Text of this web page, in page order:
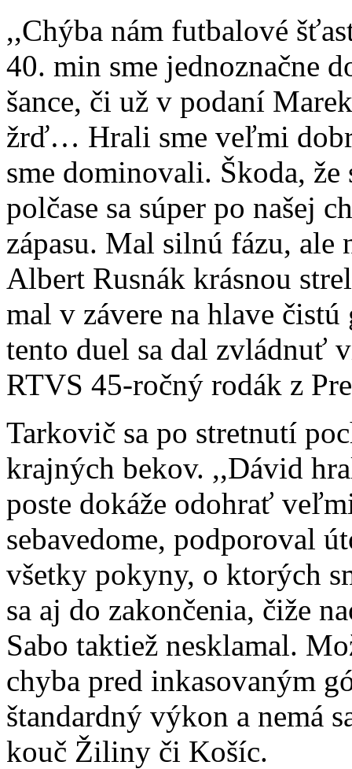
,,Chýba nám futbalové
40. min sme jednoznačne
šance, či už v podaní
žrď… Hrali sme veľmi
sme dominovali. Škoda,
polčase sa súper po našej
zápasu. Mal silnú fázu, ale
Albert Rusnák krásnou
mal v závere na hlave
tento duel sa dal zvládnuť
RTVS 45-ročný rodák z
Tarkovič sa po stretnutí
krajných bekov. ,,Dávid
poste dokáže odohrať
sebavedome, podporoval
všetky pokyny, o ktorých
sa aj do zakončenia, čiže
Sabo taktiež nesklamal.
chyba pred inkasovaným
štandardný výkon a nemá
kouč Žiliny či Košíc.